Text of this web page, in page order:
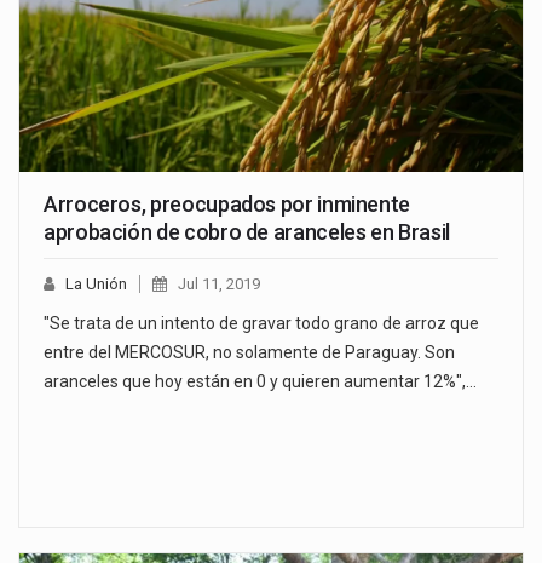
Arroceros, preocupados por inminente
aprobación de cobro de aranceles en Brasil
La Unión Jul 11, 2019
"Se trata de un intento de gravar todo grano de arroz que
entre del MERCOSUR, no solamente de Paraguay. Son
aranceles que hoy están en 0 y quieren aumentar 12%",…